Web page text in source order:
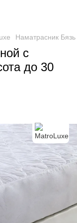
Наматрасник
с
до 30